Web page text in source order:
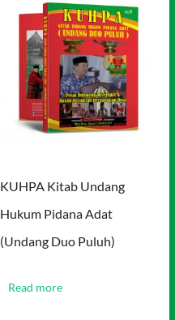
KUHPA Kitab Undang
Hukum Pidana Adat
(Undang Duo Puluh)
Read more